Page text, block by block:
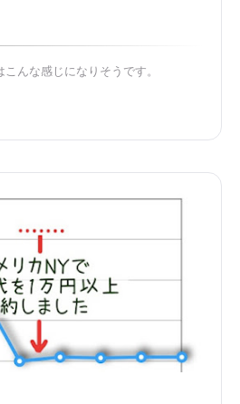
んな感じになりそうです。